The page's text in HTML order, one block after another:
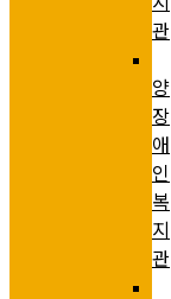
관
양
장
애
인
복
지
관